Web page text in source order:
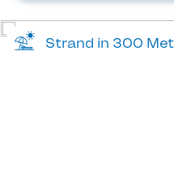
Strand in 300